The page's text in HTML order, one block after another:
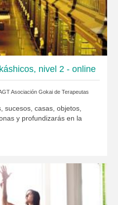
nivel 2 - online
Asociación Gokai de Terapeutas
sucesos, casas, objetos,
y profundizarás en la